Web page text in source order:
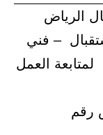
الرياض
– فني
العمل
رقم